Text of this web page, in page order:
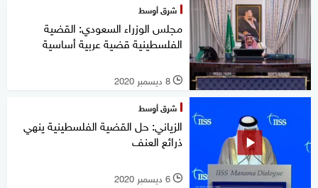
شرق أوسط
مجلس الوزراء السعودي: القضية
الفلسطينية قضية عربية أساسية
l 8 ديسمبر 2020
شرق أوسط
الزياني: حل القضية الفلسطينية ينهي
ذرائع العنف
l 6 ديسمبر 2020